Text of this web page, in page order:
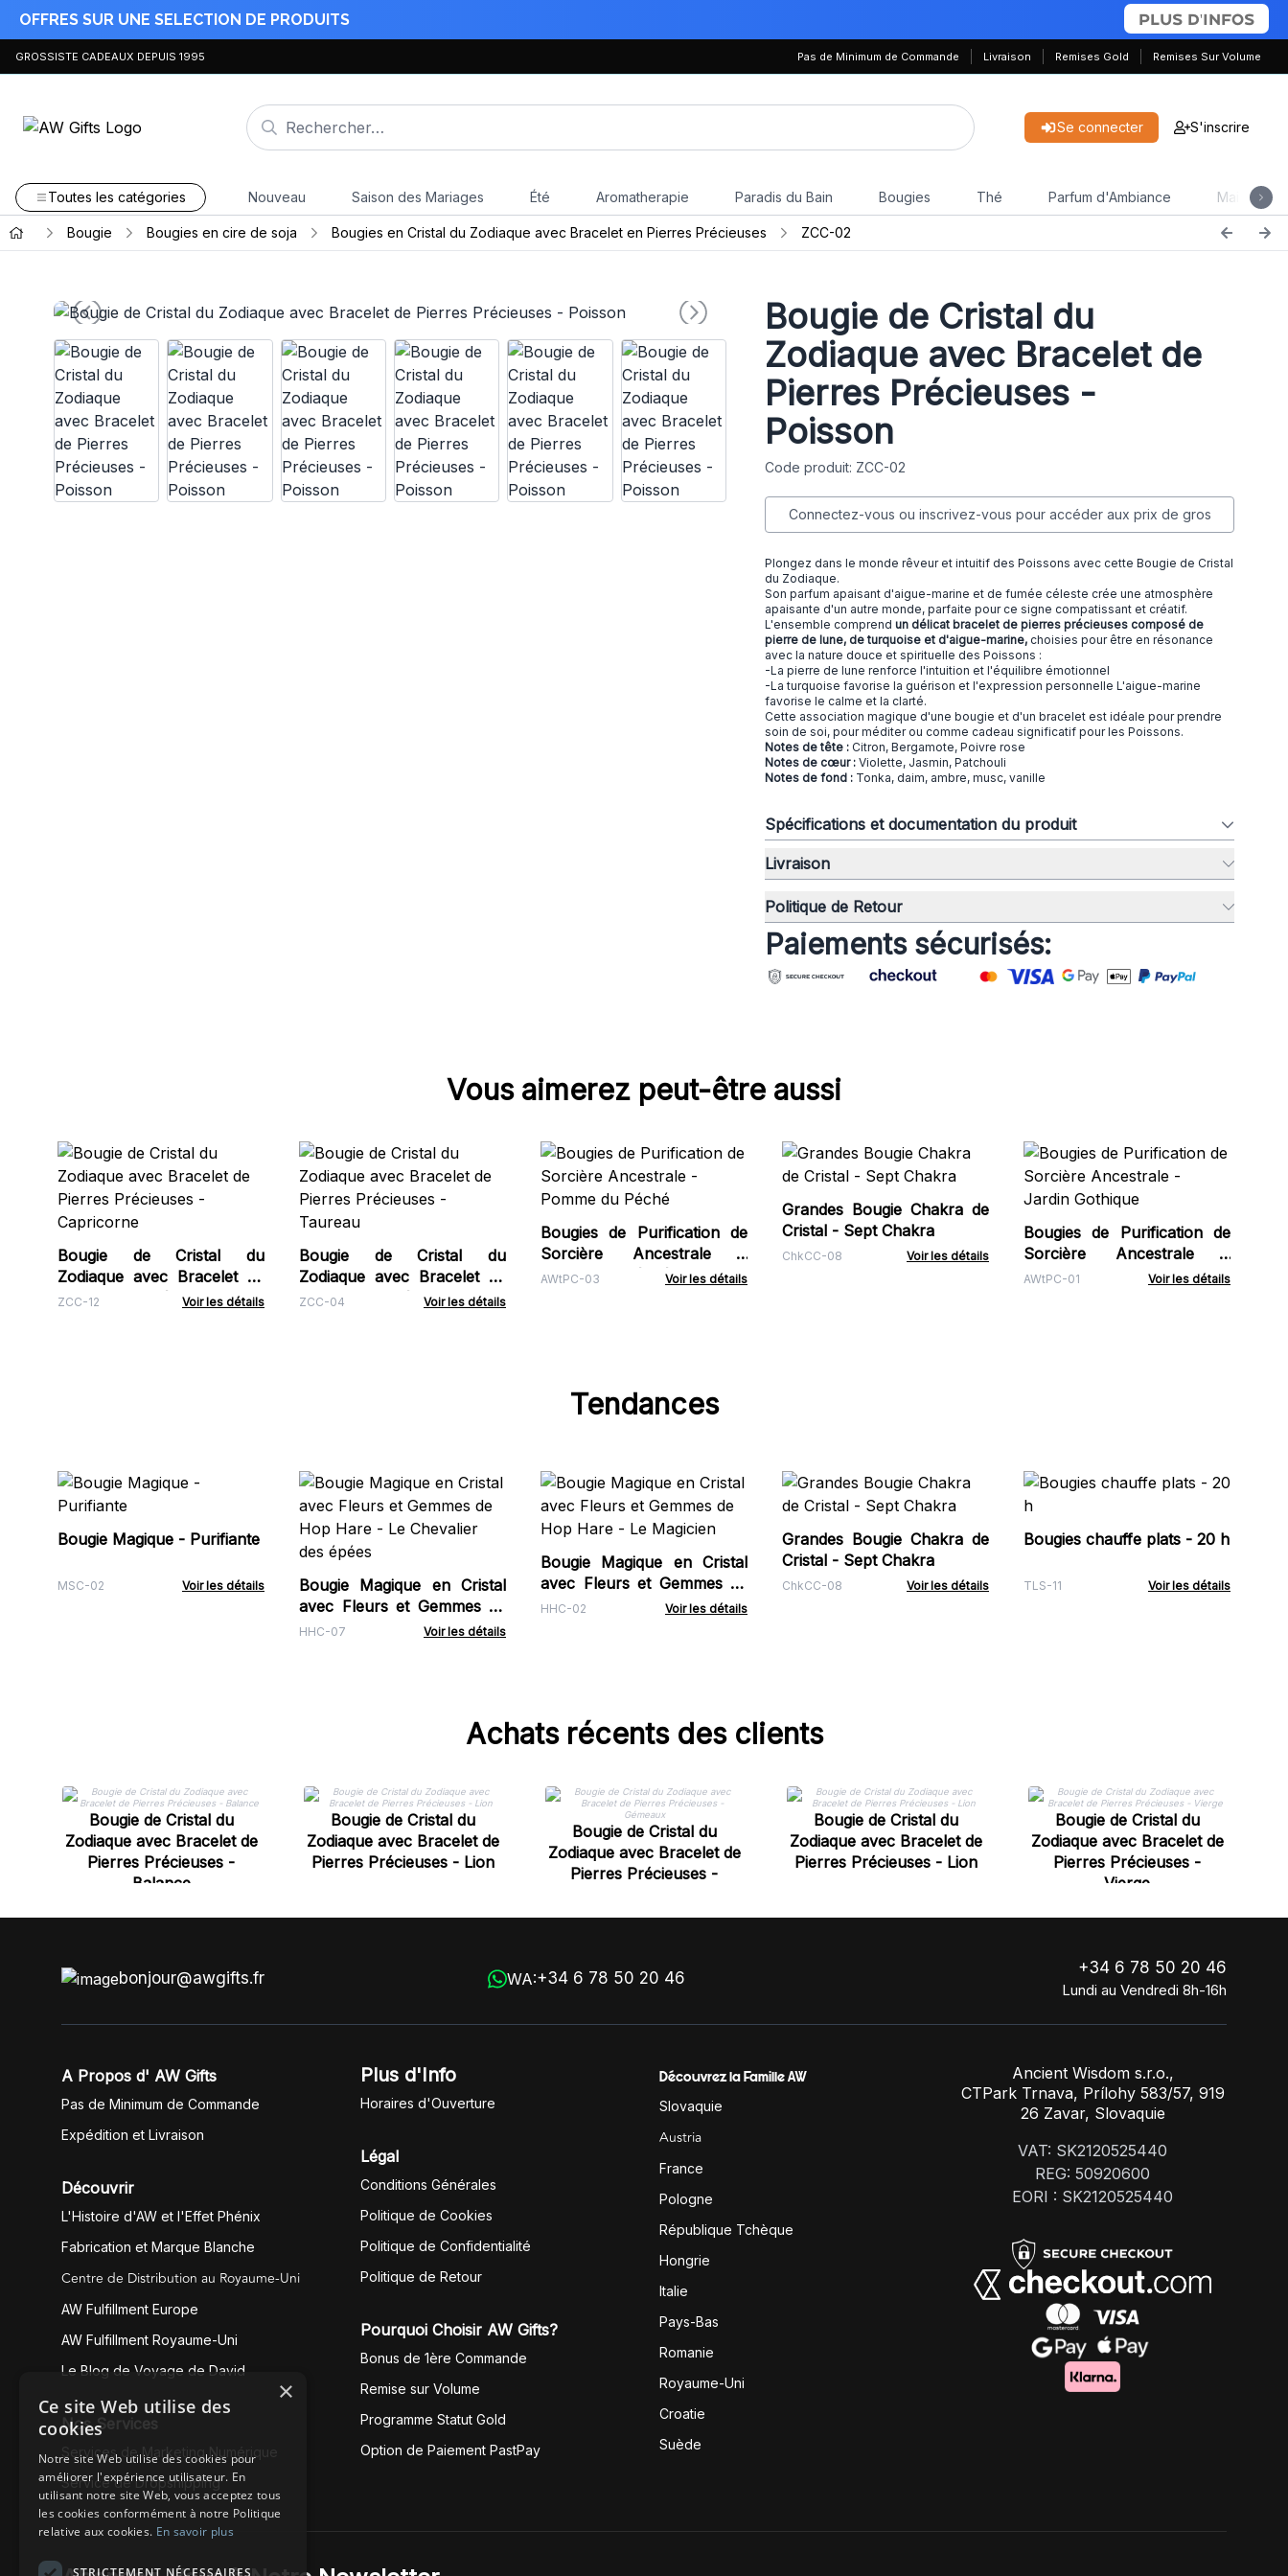
OFFRES SUR UNE SELECTION DE PRODUITS PLUS D'INFOS
GROSSISTE CADEAUX DEPUIS 1995 Pas de Minimum de Commande Livraison Remises Gold Remises Sur Volume
Se connecter S'inscrire
Toutes les catégories Nouveau Saison des Mariages Été Aromatherapie Paradis du Bain Bougies Thé Parfum d'Ambiance Maison &
Bougie Bougies en cire de soja Bougies en Cristal du Zodiaque avec Bracelet en Pierres Précieuses ZCC-02
Bougie de Cristal du
Zodiaque avec Bracelet de
Pierres Précieuses -
Poisson
Code produit: ZCC-02
Connectez-vous ou inscrivez-vous pour accéder aux prix de gros
Plongez dans le monde rêveur et intuitif des Poissons avec cette Bougie de Cristal
du Zodiaque.
Son parfum apaisant d'aigue-marine et de fumée céleste crée une atmosphère
apaisante d'un autre monde, parfaite pour ce signe compatissant et créatif.
L'ensemble comprend un délicat bracelet de pierres précieuses composé de
pierre de lune, de turquoise et d'aigue-marine, choisies pour être en résonance
avec la nature douce et spirituelle des Poissons :
-La pierre de lune renforce l'intuition et l'équilibre émotionnel
-La turquoise favorise la guérison et l'expression personnelle L'aigue-marine
favorise le calme et la clarté.
Cette association magique d'une bougie et d'un bracelet est idéale pour prendre
soin de soi, pour méditer ou comme cadeau significatif pour les Poissons.
Notes de tête : Citron, Bergamote, Poivre rose
Notes de cœur : Violette, Jasmin, Patchouli
Notes de fond : Tonka, daim, ambre, musc, vanille
Spécifications et documentation du produit
Livraison
Politique de Retour
Paiements sécurisés:
Vous aimerez peut-être aussi
Bougie de Cristal du
Zodiaque avec Bracelet de
Pierres Précieuses -
ZCC-12 Voir les détails
Bougie de Cristal du
Zodiaque avec Bracelet de
Pierres Précieuses -
ZCC-04 Voir les détails
Bougies de Purification de
Sorcière Ancestrale -
Pomme du Péché
AWtPC-03 Voir les détails
Grandes Bougie Chakra de
Cristal - Sept Chakra
ChkCC-08 Voir les détails
Bougies de Purification de
Sorcière Ancestrale -
Jardin Gothique
AWtPC-01 Voir les détails
Tendances
Bougie Magique - Purifiante
MSC-02 Voir les détails
Bougie Magique en Cristal
avec Fleurs et Gemmes de
Hop Hare - Le Chevalier
HHC-07 Voir les détails
Bougie Magique en Cristal
avec Fleurs et Gemmes de
Hop Hare - Le Magicien
HHC-02 Voir les détails
Grandes Bougie Chakra de
Cristal - Sept Chakra
ChkCC-08 Voir les détails
Bougies chauffe plats - 20 h
TLS-11 Voir les détails
Achats récents des clients
Bougie de Cristal du
Zodiaque avec Bracelet de
Pierres Précieuses -
Balance
Bougie de Cristal du
Zodiaque avec Bracelet de
Pierres Précieuses - Lion
Bougie de Cristal du
Zodiaque avec Bracelet de
Pierres Précieuses -
Bougie de Cristal du
Zodiaque avec Bracelet de
Pierres Précieuses - Lion
Bougie de Cristal du
Zodiaque avec Bracelet de
Pierres Précieuses -
Vierge
bonjour@awgifts.fr WA:+34 6 78 50 20 46
+34 6 78 50 20 46
Lundi au Vendredi 8h-16h
A Propos d' AW Gifts
Pas de Minimum de Commande
Expédition et Livraison
Découvrir
L'Histoire d'AW et l'Effet Phénix
Fabrication et Marque Blanche
Centre de Distribution au Royaume-Uni
AW Fulfillment Europe
AW Fulfillment Royaume-Uni
Le Blog de Voyage de David
Nos Services
Services de Marketing Numérique
Service de Dropshipping
Plus d'Info
Horaires d'Ouverture
Légal
Conditions Générales
Politique de Cookies
Politique de Confidentialité
Politique de Retour
Pourquoi Choisir AW Gifts?
Bonus de 1ère Commande
Remise sur Volume
Programme Statut Gold
Option de Paiement PastPay
Découvrez la Famille AW
Slovaquie
Austria
France
Pologne
République Tchèque
Hongrie
Italie
Pays-Bas
Romanie
Royaume-Uni
Croatie
Suède
Ancient Wisdom s.r.o.,
CTPark Trnava, Prílohy 583/57, 919
26 Zavar, Slovaquie
VAT: SK2120525440
REG: 50920600
EORI : SK2120525440
×
Ce site Web utilise des
cookies
Notre site Web utilise des cookies pour
améliorer l'expérience utilisateur. En
utilisant notre site Web, vous acceptez tous
les cookies conformément à notre Politique
relative aux cookies. En savoir plus
STRICTEMENT NÉCESSAIRES